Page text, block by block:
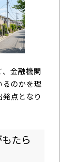
金融機関
るのかを理
点となり
たら